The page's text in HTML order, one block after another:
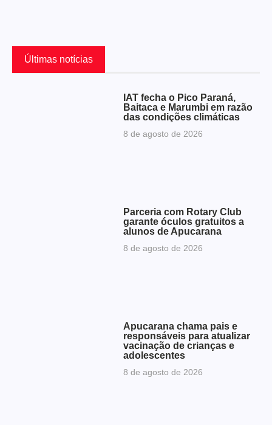
Últimas notícias
IAT fecha o Pico Paraná,
Baitaca e Marumbi em razão
das condições climáticas
8 de agosto de 2026
Parceria com Rotary Club
garante óculos gratuitos a
alunos de Apucarana
8 de agosto de 2026
Apucarana chama pais e
responsáveis para atualizar
vacinação de crianças e
adolescentes
8 de agosto de 2026